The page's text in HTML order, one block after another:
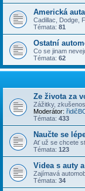
Americká auta
Cadillac, Dodge,
Témata: 81
Ostatní
Co se jinam
Témata: 62
Ze života za
Zážitky,
Moderátor:
Témata: 433
Naučte se
Ať už se chcete
Témata: 123
Videa s auty
Zajímavá
Témata: 34